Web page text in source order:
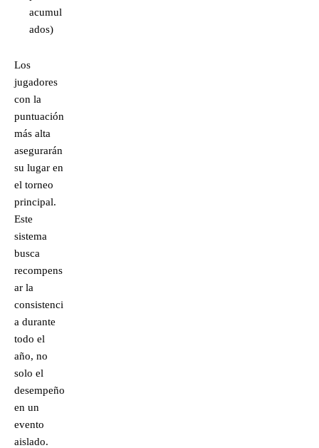
acumul
ados)
Los
jugadores
con la
puntuación
más alta
asegurarán
su lugar en
el torneo
principal.
Este
sistema
busca
recompens
ar la
consistenci
a durante
todo el
año, no
solo el
desempeño
en un
evento
aislado.